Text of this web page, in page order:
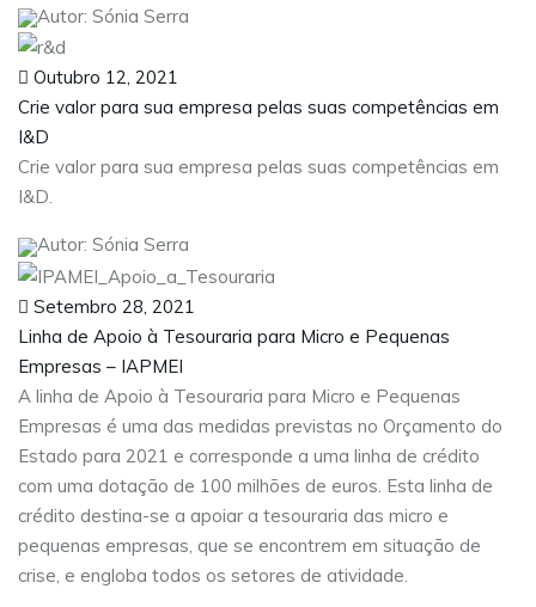
Autor: Sónia Serra
Outubro 12, 2021
Crie valor para sua empresa pelas suas competências em
I&D
Crie valor para sua empresa pelas suas competências em
I&D.
Autor: Sónia Serra
Setembro 28, 2021
Linha de Apoio à Tesouraria para Micro e Pequenas
Empresas – IAPMEI
A linha de Apoio à Tesouraria para Micro e Pequenas
Empresas é uma das medidas previstas no Orçamento do
Estado para 2021 e corresponde a uma linha de crédito
com uma dotação de 100 milhões de euros. Esta linha de
crédito destina-se a apoiar a tesouraria das micro e
pequenas empresas, que se encontrem em situação de
crise, e engloba todos os setores de atividade.